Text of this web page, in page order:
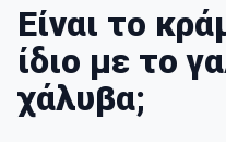
Είναι το
ίδιο με το
χάλυβα;